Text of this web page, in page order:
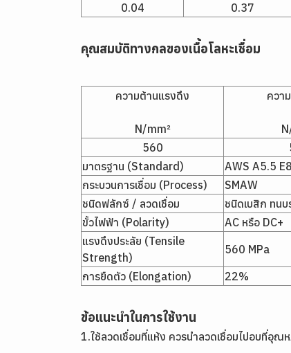
0.04
0.37
คุณสมบัติทางกลของเนื้อโลหะเชื่อม
ความต้านแรงดึง
N/mm²
ควา
560
มาตรฐาน (Standard)
AWS A5.5
กระบวนการเชื่อม (Process)
SMAW
ชนิดฟลักซ์ / ลวดเชื่อม
ชนิดเบสิก ทน
ขั้วไฟฟ้า (Polarity)
AC หรือ DC+
แรงดึงประลัย (Tensile
Strength)
560 MPa
การยืดตัว (Elongation)
22%
ข้อแนะนำในการใช้งาน
1.ใช้ลวดเชื่อมที่แห้ง ควรนำลวดเชื่อมไปอบที่อุณ